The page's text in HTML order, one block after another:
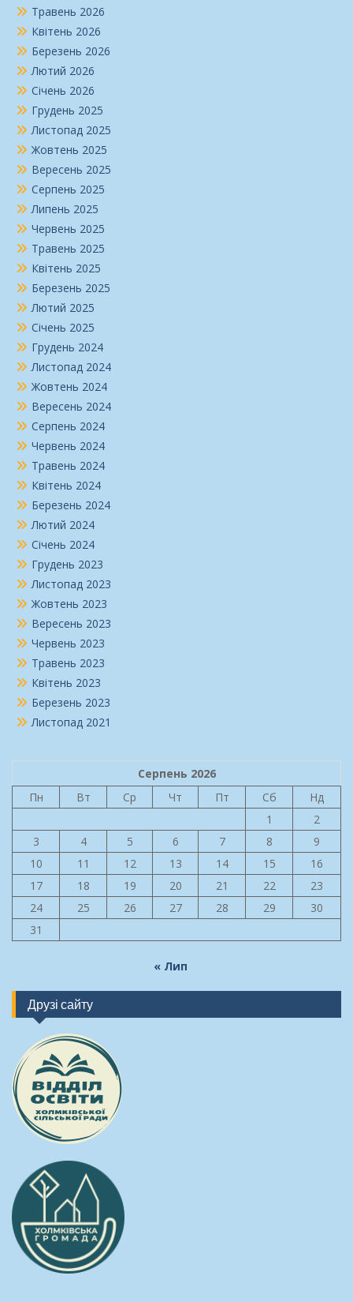
Травень 2026
Квітень 2026
Березень 2026
Лютий 2026
Січень 2026
Грудень 2025
Листопад 2025
Жовтень 2025
Вересень 2025
Серпень 2025
Липень 2025
Червень 2025
Травень 2025
Квітень 2025
Березень 2025
Лютий 2025
Січень 2025
Грудень 2024
Листопад 2024
Жовтень 2024
Вересень 2024
Серпень 2024
Червень 2024
Травень 2024
Квітень 2024
Березень 2024
Лютий 2024
Січень 2024
Грудень 2023
Листопад 2023
Жовтень 2023
Вересень 2023
Червень 2023
Травень 2023
Квітень 2023
Березень 2023
Листопад 2021
Серпень 2026
Пн
Вт Ср Чт Пт Сб
Нд
1
2
3
4 5 6 7 8
9
10
11 12 13 14 15
16
17
18 19 20 21 22
23
24
25 26 27 28 29
30
31
« Лип
Друзі сайту